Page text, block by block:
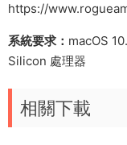
https://
系統要求： macOS
Silicon 處理器
相關下載